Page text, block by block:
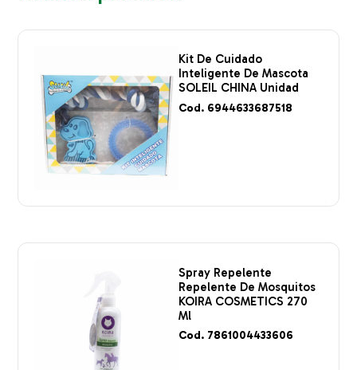
Kit De Cuidado
Inteligente De Mascota
SOLEIL CHINA Unidad
Cod. 6944633687518
Spray Repelente
Repelente De Mosquitos
KOIRA COSMETICS 270
Ml
Cod. 7861004433606